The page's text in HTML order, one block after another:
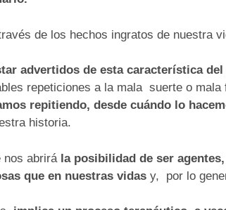
de los hechos ingratos de nuestra
advertidos de esta característica
repeticiones a la mala suerte o mala
repitiendo, desde cuándo lo
historia.
nos abrirá la posibilidad de ser
que en nuestras vidas y, por lo